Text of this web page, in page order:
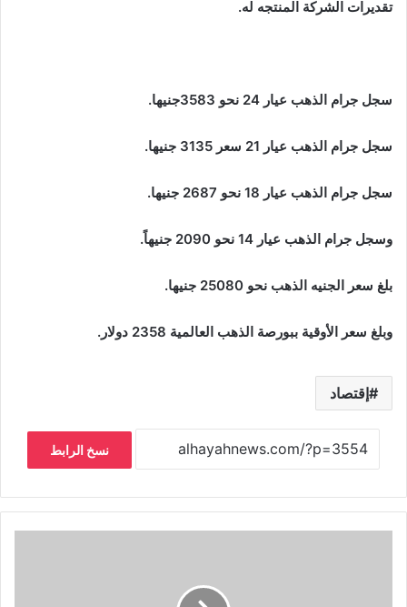
تقديرات الشركة المنتجه له.
سجل جرام الذهب عيار 24 نحو 3583جنيها.
سجل جرام الذهب عيار 21 سعر 3135 جنيها.
سجل جرام الذهب عيار 18 نحو 2687 جنيها.
وسجل جرام الذهب عيار 14 نحو 2090 جنيهاً.
بلغ سعر الجنيه الذهب نحو 25080 جنيها.
وبلغ سعر الأوقية ببورصة الذهب العالمية 2358 دولار.
إقتصاد
نسخ الرابط